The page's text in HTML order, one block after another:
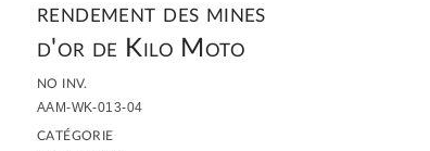
rendement des mines
d'or de Kilo Moto
NO INV.
AAM-WK-013-04
CATÉGORIE